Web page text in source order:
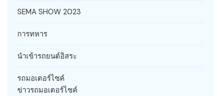
SEMA SHOW 2023
การทหาร
นำเข้ารถยนต์อิสระ
รถมอเตอร์ไซค์
ข่าวรถมอเตอร์ไซค์